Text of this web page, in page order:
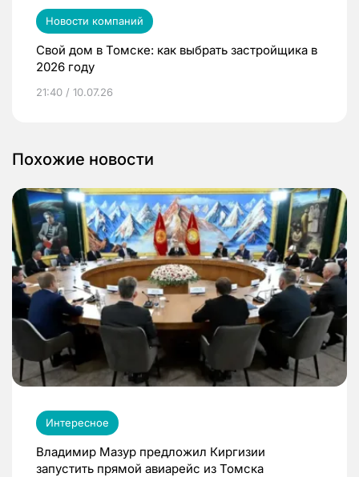
Новости компаний
Свой дом в Томске: как выбрать застройщика в
2026 году
21:40 / 10.07.26
Похожие новости
Интересное
Владимир Мазур предложил Киргизии
запустить прямой авиарейс из Томска